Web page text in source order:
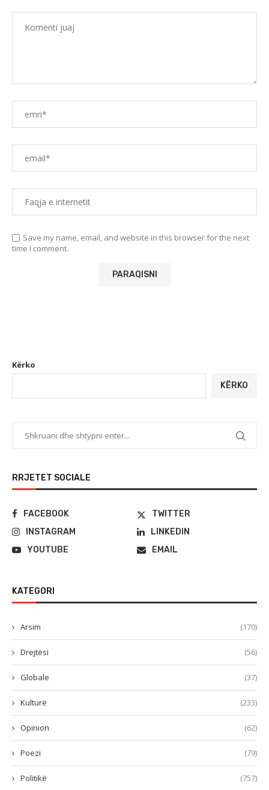
Save my name, email, and website in this browser for the next
time I comment.
Kërko
KËRKO
RRJETET SOCIALE
FACEBOOK
TWITTER
INSTAGRAM
LINKEDIN
YOUTUBE
EMAIL
KATEGORI
Arsim (170)
Drejtësi (56)
Globale (37)
Kulturë (233)
Opinion (62)
Poezi (79)
Politikë (757)